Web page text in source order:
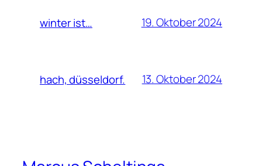
winter ist… 19. Oktober 2024
hach, düsseldorf. 13. Oktober 2024